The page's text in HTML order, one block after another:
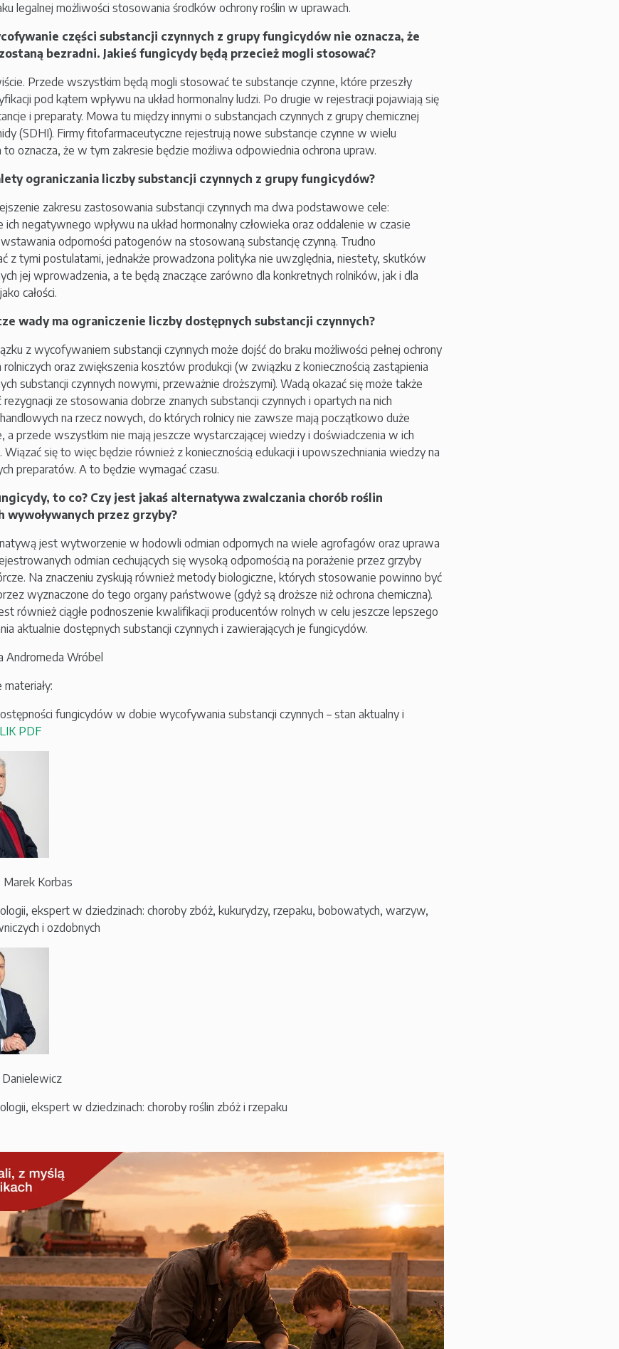
legalnej możliwości stosowania środków ochrony roślin w uprawach.
części substancji czynnych z grupy fungicydów nie oznacza, że
bezradni. Jakieś fungicydy będą przecież mogli stosować?
Przede wszystkim będą mogli stosować te substancje czynne, które przeszły
pod kątem wpływu na układ hormonalny ludzi. Po drugie w rejestracji pojawiają się
i preparaty. Mowa tu między innymi o substancjach czynnych z grupy chemicznej
(SDHI). Firmy fitofarmaceutyczne rejestrują nowe substancje czynne w wielu
to oznacza, że w tym zakresie będzie możliwa odpowiednia ochrona upraw.
ograniczania liczby substancji czynnych z grupy fungicydów?
zakresu zastosowania substancji czynnych ma dwa podstawowe cele:
ich negatywnego wpływu na układ hormonalny człowieka oraz oddalenie w czasie
odporności patogenów na stosowaną substancję czynną. Trudno
z tymi postulatami, jednakże prowadzona polityka nie uwzględnia, niestety, skutków
jej wprowadzenia, a te będą znaczące zarówno dla konkretnych rolników, jak i dla
całości.
wady ma ograniczenie liczby dostępnych substancji czynnych?
z wycofywaniem substancji czynnych może dojść do braku możliwości pełnej ochrony
rolniczych oraz zwiększenia kosztów produkcji (w związku z koniecznością zastąpienia
substancji czynnych nowymi, przeważnie droższymi). Wadą okazać się może także
rezygnacji ze stosowania dobrze znanych substancji czynnych i opartych na nich
na rzecz nowych, do których rolnicy nie zawsze mają początkowo duże
a przede wszystkim nie mają jeszcze wystarczającej wiedzy i doświadczenia w ich
Wiązać się to więc będzie również z koniecznością edukacji i upowszechniania wiedzy na
preparatów. A to będzie wymagać czasu.
to co? Czy jest jakaś alternatywa zwalczania chorób roślin
wywoływanych przez grzyby?
jest wytworzenie w hodowli odmian odpornych na wiele agrofagów oraz uprawa
odmian cechujących się wysoką odpornością na porażenie przez grzyby
Na znaczeniu zyskują również metody biologiczne, których stosowanie powinno być
wyznaczone do tego organy państwowe (gdyż są droższe niż ochrona chemiczna).
również ciągłe podnoszenie kwalifikacji producentów rolnych w celu jeszcze lepszego
aktualnie dostępnych substancji czynnych i zawierających je fungicydów.
Andromeda Wróbel
fungicydów w dobie wycofywania substancji czynnych – stan aktualny i
PDF
Marek Korbas
ekspert w dziedzinach: choroby zbóż, kukurydzy, rzepaku, bobowatych, warzyw,
i ozdobnych
Danielewicz
ekspert w dziedzinach: choroby roślin zbóż i rzepaku